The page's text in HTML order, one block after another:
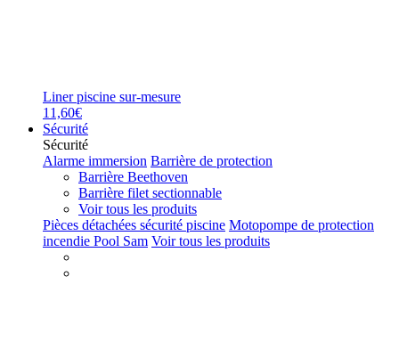
Liner piscine sur-mesure
11,60€
Sécurité
Sécurité
Alarme immersion Barrière de protection
Barrière Beethoven
Barrière filet sectionnable
Voir tous les produits
Pièces détachées sécurité piscine Motopompe de protection
incendie Pool Sam Voir tous les produits